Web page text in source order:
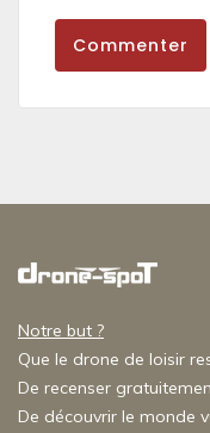
Commenter
Notre but ?
Que le drone de loisir
De recenser
De découvrir le monde